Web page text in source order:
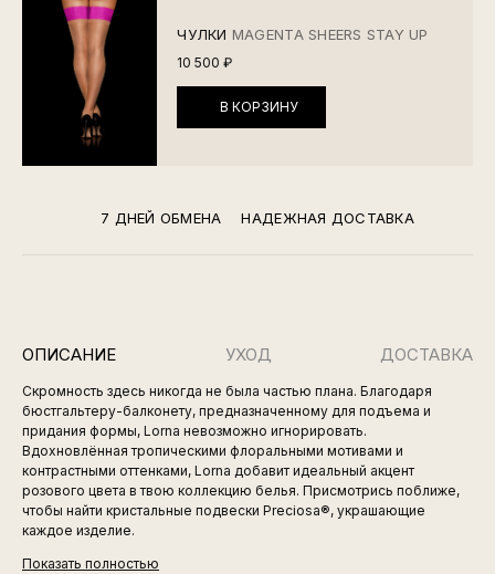
ЧУЛКИ MAGENTA SHEERS STAY UP
10 500 ₽
В КОРЗИНУ
7 ДНЕЙ ОБМЕНА НАДЕЖНАЯ ДОСТАВКА
ОПИСАНИЕ УХОД ДОСТАВКА
Скромность здесь никогда не была частью плана. Благодаря
бюстгальтеру-балконету, предназначенному для подъема и
придания формы, Lorna невозможно игнорировать.
Вдохновлённая тропическими флоральными мотивами и
контрастными оттенками, Lorna добавит идеальный акцент
розового цвета в твою коллекцию белья. Присмотрись поближе,
чтобы найти кристальные подвески Preciosa®, украшающие
каждое изделие.
Показать полностью